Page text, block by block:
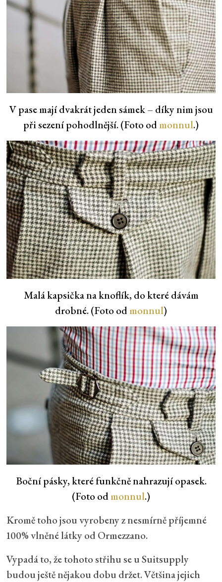
V pase mají dvakrát jeden sámek – díky nim jsou
při sezení pohodlnější. (Foto odmonnul.)
Malá kapsička na knoflík, do které dávám
drobné. (Foto odmonnul)
Boční pásky, které funkčně nahrazují opasek.
(Foto odmonnul.)
Kromě toho jsou vyrobeny z nesmírně příjemné
100% vlněné látky od Ormezzano.
Vypadá to, že tohoto střihu se u Suitsupply
budou ještě nějakou dobu držet. Většina jejich